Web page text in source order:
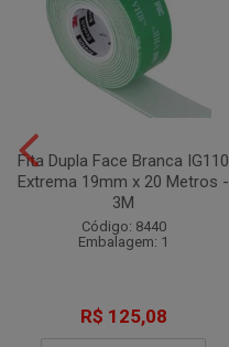
Fita Dupla Face Branca IG110
Extrema 19mm x 20 Metros -
3M
Código: 8440
Embalagem: 1
R$ 125,08